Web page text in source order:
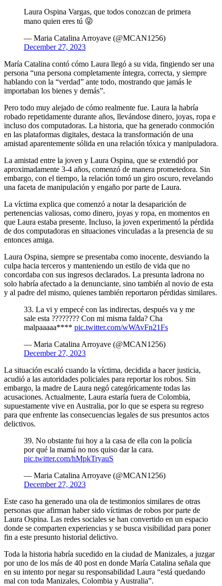
Laura Ospina Vargas, que todos conozcan de primera
mano quien eres tú 😜
— Maria Catalina Arroyave (@MCAN1256)
December 27, 2023
María Catalina contó cómo Laura llegó a su vida, fingiendo ser una
persona “una persona completamente íntegra, correcta, y siempre
hablando con la “verdad” ante todo, mostrando que jamás le
importaban los bienes y demás”.
Pero todo muy alejado de cómo realmente fue. Laura la habría
robado repetidamente durante años, llevándose dinero, joyas, ropa e
incluso dos computadoras. La historia, que ha generado conmoción
en las plataformas digitales, destaca la transformación de una
amistad aparentemente sólida en una relación tóxica y manipuladora.
La amistad entre la joven y Laura Ospina, que se extendió por
aproximadamente 3-4 años, comenzó de manera prometedora. Sin
embargo, con el tiempo, la relación tomó un giro oscuro, revelando
una faceta de manipulación y engaño por parte de Laura.
La víctima explica que comenzó a notar la desaparición de
pertenencias valiosas, como dinero, joyas y ropa, en momentos en
que Laura estaba presente. Incluso, la joven experimentó la pérdida
de dos computadoras en situaciones vinculadas a la presencia de su
entonces amiga.
Laura Ospina, siempre se presentaba como inocente, desviando la
culpa hacia terceros y manteniendo un estilo de vida que no
concordaba con sus ingresos declarados. La presunta ladrona no
solo habría afectado a la denunciante, sino también al novio de esta
y al padre del mismo, quienes también reportaron pérdidas similares.
33. La vi y empecé con las indirectas, después va y me
sale esta ???????? Con mi misma falda? Cha
malpaaaaa**** pic.twitter.com/wWAvFn21Fs
— Maria Catalina Arroyave (@MCAN1256)
December 27, 2023
La situación escaló cuando la víctima, decidida a hacer justicia,
acudió a las autoridades policiales para reportar los robos. Sin
embargo, la madre de Laura negó categóricamente todas las
acusaciones. Actualmente, Laura estaría fuera de Colombia,
supuestamente vive en Australia, por lo que se espera su regreso
para que enfrente las consecuencias legales de sus presuntos actos
delictivos.
39. No obstante fui hoy a la casa de ella con la policía
por qué la mamá no nos quiso dar la cara.
pic.twitter.com/hMpkTryauS
— Maria Catalina Arroyave (@MCAN1256)
December 27, 2023
Este caso ha generado una ola de testimonios similares de otras
personas que afirman haber sido víctimas de robos por parte de
Laura Ospina. Las redes sociales se han convertido en un espacio
donde se comparten experiencias y se busca visibilidad para poner
fin a este presunto historial delictivo.
Toda la historia habría sucedido en la ciudad de Manizales, a juzgar
por uno de los más de 40 post en donde María Catalina señala que
en su intento por negar su responsabilidad Laura “está quedando
mal con toda Manizales, Colombia y Australia”.